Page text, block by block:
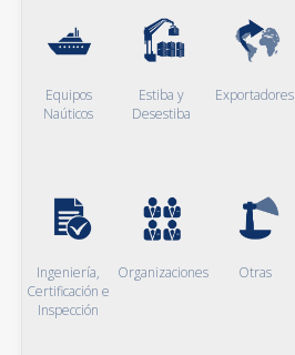
Equipos
Naúticos
Estiba y
Desestiba
Exportadores
Ingeniería,
Certificación e
Inspección
Organizaciones Otras